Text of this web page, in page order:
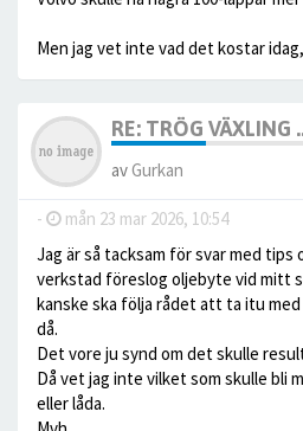
Men jag vet inte vad det kostar idag,
RE: TRÖG VÄXLING
avGurkan
- mån 23 mar 2026, 10:54
Jag är så tacksam för svar med tips
verkstad föreslog oljebyte vid mitt
kanske ska följa rådet att ta itu
då.
Det vore ju synd om det skulle
Då vet jag inte vilket som skulle bli
eller låda.